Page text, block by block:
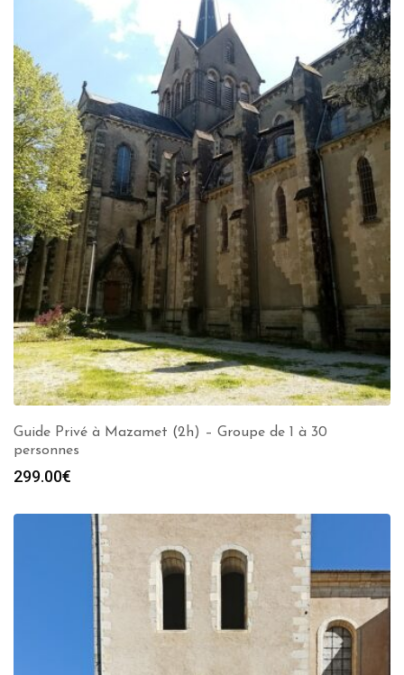
Guide Privé à Mazamet (2h) – Groupe de 1 à 30
personnes
299.00€